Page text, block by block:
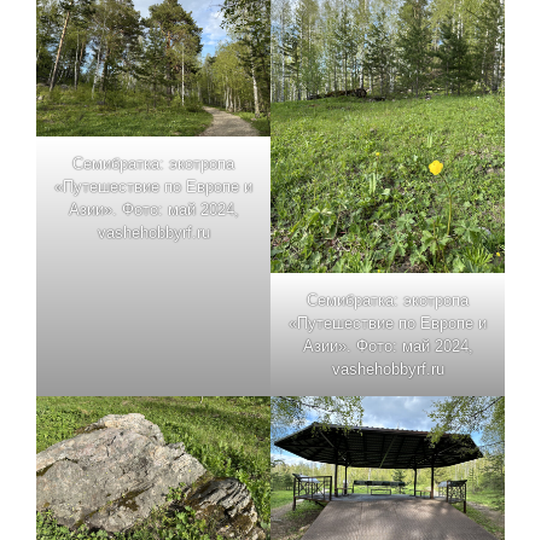
Семибратка: экотропа
«Путешествие по Европе и
Азии». Фото: май 2024,
vashehobbyrf.ru
Семибратка: экотропа
«Путешествие по Европе и
Азии». Фото: май 2024,
vashehobbyrf.ru